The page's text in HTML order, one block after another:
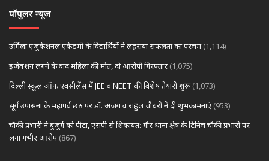
पॉपुलर न्यूज़
उर्मिला एजुकेशनल एकेडमी के विद्यार्थियों ने लहराया सफलता का परचम (1,114)
इंजेक्शन लगने के बाद महिला की मौत, दो आरोपी गिरफ्तार (1,075)
दिल्ली स्कूल ऑफ एक्सीलेंस में JEE व NEET की विशेष तैयारी शुरू (1,073)
सूर्य उपासना के महापर्व छठ पर डॉ. अजय व राहुल चौधरी ने दी शुभकामनाएं (953)
चौकी प्रभारी ने बुजुर्ग को पीटा, एसपी से शिकायत: गौर थाना क्षेत्र के टिनिच चौकी प्रभारी पर
लगा गंभीर आरोप (867)